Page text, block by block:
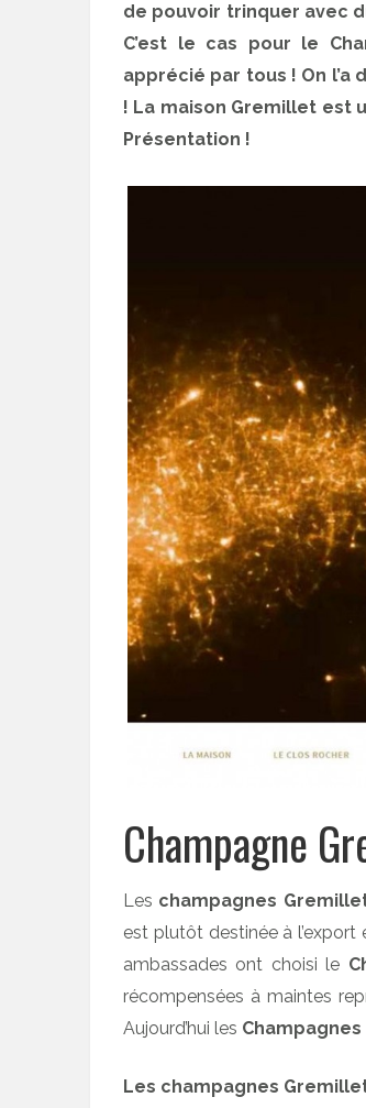
de pouvoir trinquer avec
C’est le cas pour le
apprécié par tous ! On l’a
! La maison Gremillet est
Présentation !
Champagne
Les champagnes
est plutôt destinée à
ambassades ont choisi le
récompensées à maintes
Aujourd’hui les
Les champagnes